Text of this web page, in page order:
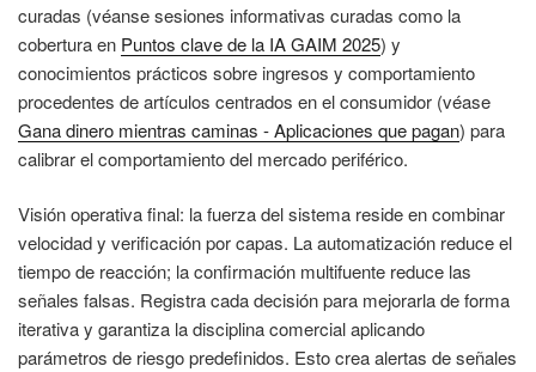
curadas (véanse sesiones informativas curadas como la
cobertura en Puntos clave de la IA GAIM 2025) y
conocimientos prácticos sobre ingresos y comportamiento
procedentes de artículos centrados en el consumidor (véase
Gana dinero mientras caminas - Aplicaciones que pagan) para
calibrar el comportamiento del mercado periférico.
Visión operativa final: la fuerza del sistema reside en combinar
velocidad y verificación por capas. La automatización reduce el
tiempo de reacción; la confirmación multifuente reduce las
señales falsas. Registra cada decisión para mejorarla de forma
iterativa y garantiza la disciplina comercial aplicando
parámetros de riesgo predefinidos. Esto crea alertas de señales